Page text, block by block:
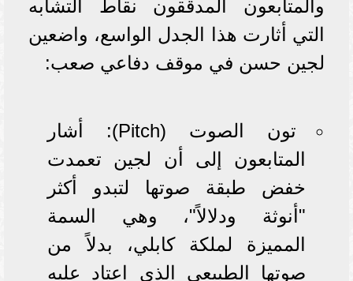
والمتابعون المدققون نقاط التشابه
التي أثارت هذا الجدل الواسع، واضعين
لجين حسن في موقف دفاعي صعب:
تون الصوت (Pitch): أشار
المتابعون إلى أن لجين تعمدت
خفض طبقة صوتها لتبدو أكثر
"أنوثة ودلالاً"، وهي السمة
المميزة لملكة كابلي، بدلاً من
صوتها الطبيعي الذي اعتاد عليه